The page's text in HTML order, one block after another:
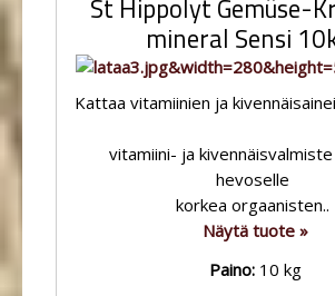
St Hippolyt Gemüse-
mineral Sensi
Kattaa vitamiinien ja
vitamiini- ja
hevoselle
korkea orgaanisten..
Näytä tuote »
Paino: 10 kg